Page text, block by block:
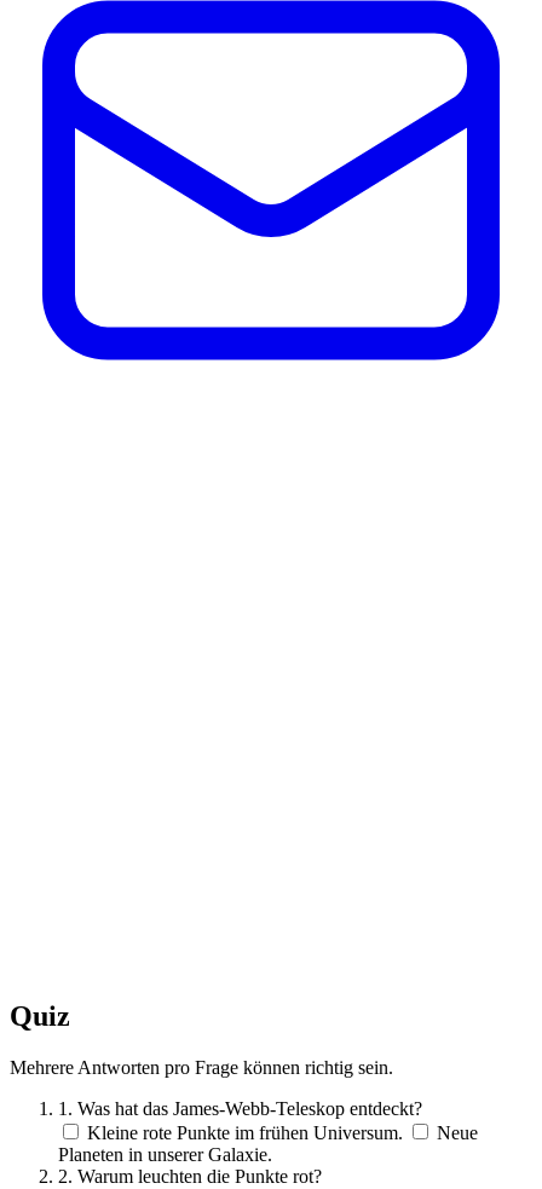
Quiz
Mehrere Antworten pro Frage können richtig sein.
1. Was hat das James-Webb-Teleskop entdeckt?
Kleine rote Punkte im frühen Universum.
Neue
Planeten in unserer Galaxie.
2. Warum leuchten die Punkte rot?